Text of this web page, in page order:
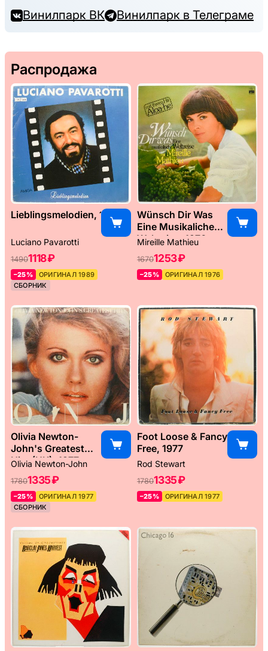
Винилпарк ВК Винилпарк в Телеграме
Распродажа
Lieblingsmelodien, 1989
Luciano Pavarotti
14901118 ₽
–25%
ОРИГИНАЛ 1989
СБОРНИК
Wünsch Dir Was
Eine Musikaliche
Weltreise, 1976
Mireille Mathieu
16701253 ₽
–25% ОРИГИНАЛ 1976
Olivia Newton-
John's Greatest
Hits (UK), 1977
Olivia Newton-John
17801335 ₽
–25%
ОРИГИНАЛ 1977
СБОРНИК
Foot Loose & Fancy
Free, 1977
Rod Stewart
17801335 ₽
–25% ОРИГИНАЛ 1977